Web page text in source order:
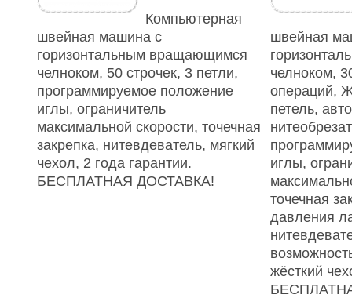
Компьютерная
швейная машина с
горизонтальным вращающимся
челноком, 50 строчек, 3 петли,
программируемое положение
иглы, ограничитель
максимальной скорости, точечная
закрепка, нитевдеватель, мягкий
чехол, 2 года гарантии.
БЕСПЛАТНАЯ ДОСТАВКА!
швейная
челноком,
операций,
петель,
иглы,
точечная
давления
жёсткий